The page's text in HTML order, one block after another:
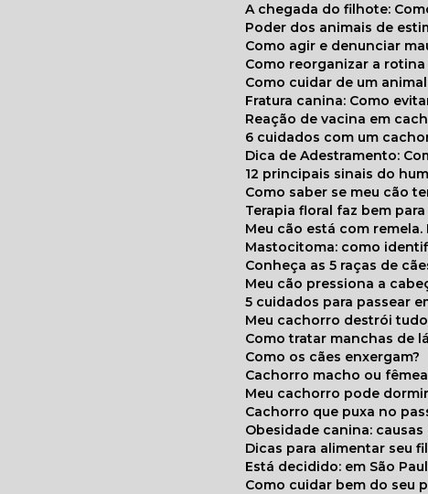
A chegada do filhote:
Poder dos animais de
Como agir e denunciar
Como reorganizar a
Como cuidar de um
Fratura canina: Como
Reação de vacina em
6 cuidados com um
Dica de Adestramento:
12 principais sinais do
Como saber se meu cão
Terapia floral faz bem
Meu cão está com
Mastocitoma: como
Conheça as 5 raças de
Meu cão pressiona a
5 cuidados para passear
Meu cachorro destrói
Como tratar manchas de
Como os cães enxergam?
Cachorro macho ou
Meu cachorro pode
Cachorro que puxa no
Obesidade canina:
Dicas para alimentar seu
Está decidido: em São
Como cuidar bem do seu